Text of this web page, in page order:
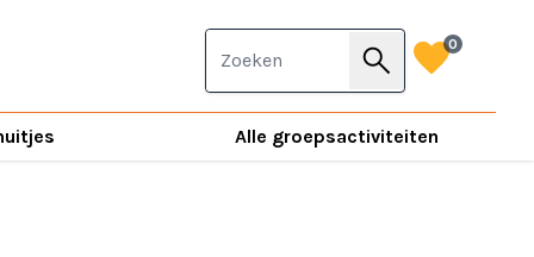
Alle groepsactiviteiten
search favorite0